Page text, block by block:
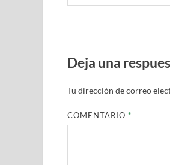
Deja una
Tu dirección de correo
COMENTARIO*